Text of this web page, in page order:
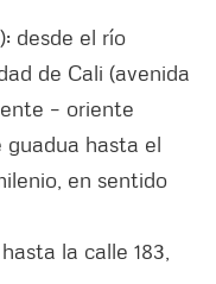
desde el río
de Cali (avenida
– oriente
guadua hasta el
en sentido
la calle 183,